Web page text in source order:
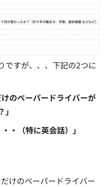
ですが、、、下記の2つに
のペーパードライバーが
・（特に英会話）」
けのペーパードライバー